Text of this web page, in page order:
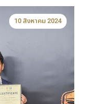
10 สิงหาคม 2024